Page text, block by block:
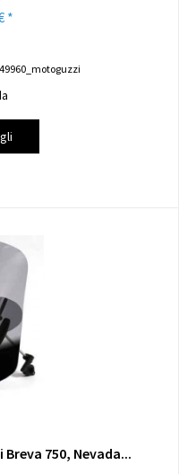
*
750, Nevada...